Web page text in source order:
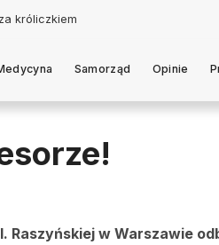
króliczkiem
Samorząd Opinie
Raszyńskiej w Warszawie